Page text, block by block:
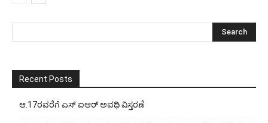
Recent Posts
ಆ.17ರವರೆಗೆ ಎಸ್ ಐಆರ್ ಅವಧಿ ವಿಸ್ತರಣೆ